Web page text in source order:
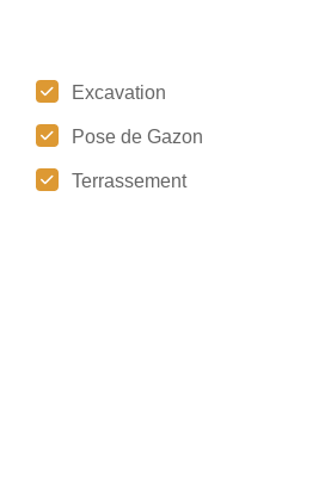
Excavation
Pose de Gazon
Terrassement